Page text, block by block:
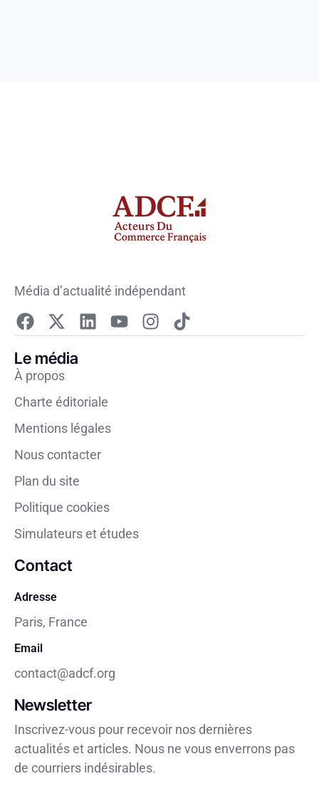
Média d’actualité indépendant
Le média
À propos
Charte éditoriale
Mentions légales
Nous contacter
Plan du site
Politique cookies
Simulateurs et études
Contact
Adresse
Paris, France
Email
contact@adcf.org
Newsletter
Inscrivez-vous pour recevoir nos dernières
actualités et articles. Nous ne vous enverrons pas
de courriers indésirables.